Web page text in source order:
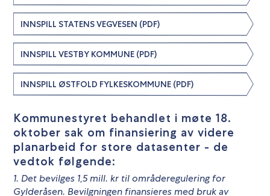
INNSPILL STATENS VEGVESEN (PDF)
INNSPILL VESTBY KOMMUNE (PDF)
INNSPILL ØSTFOLD FYLKESKOMMUNE (PDF)
Kommunestyret behandlet i møte 18.
oktober sak om finansiering av videre
planarbeid for store datasenter - de
vedtok følgende:
1. Det bevilges 1,5 mill. kr til områderegulering for
Gylderåsen. Bevilgningen finansieres medbruk av